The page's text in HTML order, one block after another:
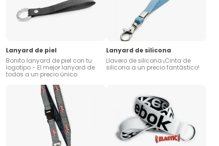
Lanyard de piel
Bonito lanyard de piel con tu
logotipo - El mejor lanyard de
todos a un precio único
Lanyard de silicona
Llavero de silicona ¡Cinta de
silicona a un precio fantástico!